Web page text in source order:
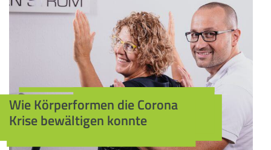
Wie Körperformen die Corona
Krise bewältigen konnte